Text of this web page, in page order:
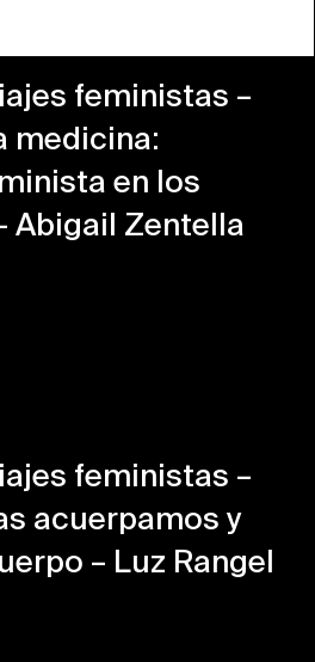
feministas –
medicina:
en los
Abigail Zentella
feministas –
acuerpamos y
– Luz Rangel